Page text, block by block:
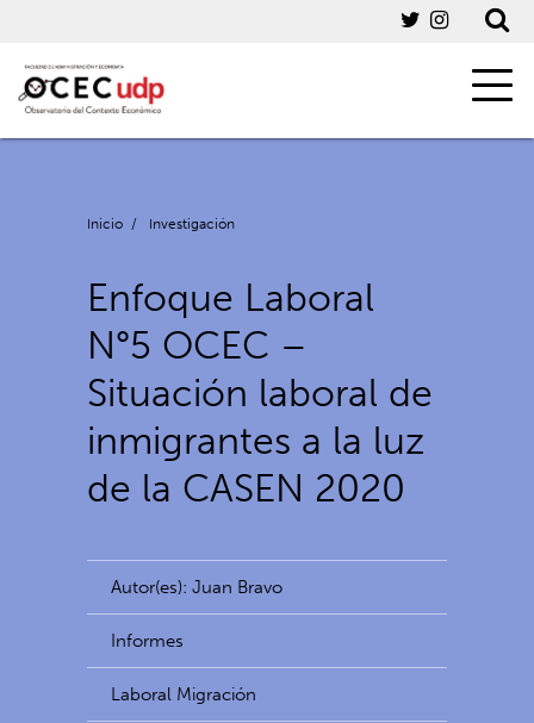
Inicio / Investigación
Enfoque Laboral
N°5 OCEC –
Situación laboral de
inmigrantes a la luz
de la CASEN 2020
Autor(es): Juan Bravo
Informes
Laboral Migración